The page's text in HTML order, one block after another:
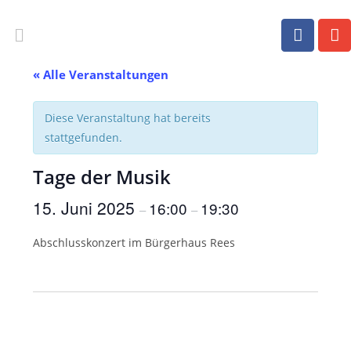
« Alle Veranstaltungen
Diese Veranstaltung hat bereits
stattgefunden.
Tage der Musik
15. Juni 2025– 16:00– 19:30
Abschlusskonzert im Bürgerhaus Rees